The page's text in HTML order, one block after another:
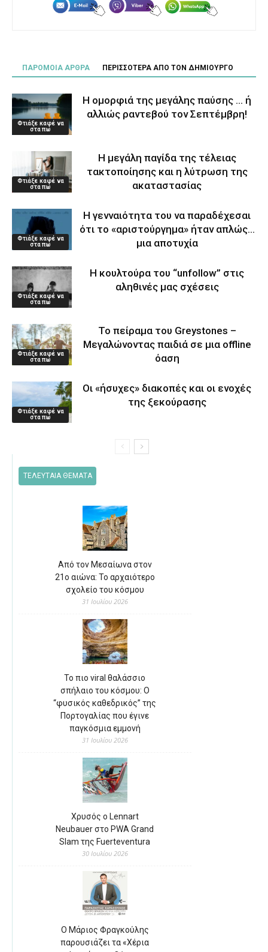
ΠΑΡΟΜΟΙΑ ΑΡΘΡΑ ΠΕΡΙΣΣΟΤΕΡΑ ΑΠΟ ΤΟΝ ΔΗΜΙΟΥΡΓΟ
Φτιάξε καφέ να
στα πω
Η ομορφιά της μεγάλης παύσης … ή
αλλιώς ραντεβού τον Σεπτέμβρη!
Φτιάξε καφέ να
στα πω
Η μεγάλη παγίδα της τέλειας
τακτοποίησης και η λύτρωση της
ακαταστασίας
Φτιάξε καφέ να
στα πω
Η γενναιότητα του να παραδέχεσαι
ότι το «αριστούργημα» ήταν απλώς…
μια αποτυχία
Φτιάξε καφέ να
στα πω
Η κουλτούρα του “unfollow” στις
αληθινές μας σχέσεις
Φτιάξε καφέ να
στα πω
Το πείραμα του Greystones –
Μεγαλώνοντας παιδιά σε μια offline
όαση
Φτιάξε καφέ να
στα πω
Οι «ήσυχες» διακοπές και οι ενοχές
της ξεκούρασης
ΤΕΛΕΥΤΑΙΑ ΘΕΜΑΤΑ
Από τον Μεσαίωνα στον
21ο αιώνα: Το αρχαιότερο
σχολείο του κόσμου
31 Ιουλίου 2026
Το πιο viral θαλάσσιο
σπήλαιο του κόσμου: Ο
“φυσικός καθεδρικός” της
Πορτογαλίας που έγινε
παγκόσμια εμμονή
31 Ιουλίου 2026
Χρυσός ο Lennart
Neubauer στο PWA Grand
Slam της Fuerteventura
30 Ιουλίου 2026
Ο Μάριος Φραγκούλης
παρουσιάζει τα «Χέρια